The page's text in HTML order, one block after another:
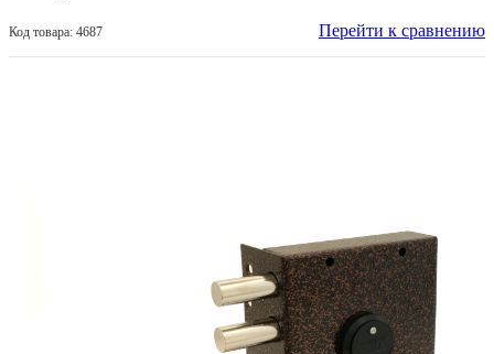
Код товара: 4687 Перейти к сравнению